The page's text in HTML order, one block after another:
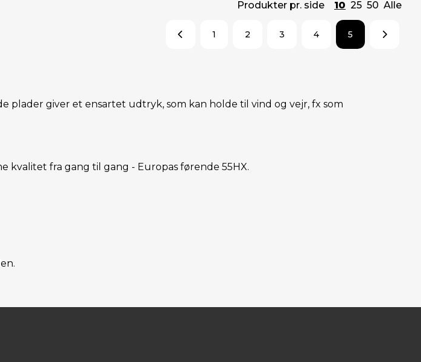
Produkter pr. side 10 25 50 Alle
1 2 3 4 5
plader giver et ensartet udtryk, som kan holde til vind og vejr, fx som
kvalitet fra gang til gang - Europas førende 55HX.